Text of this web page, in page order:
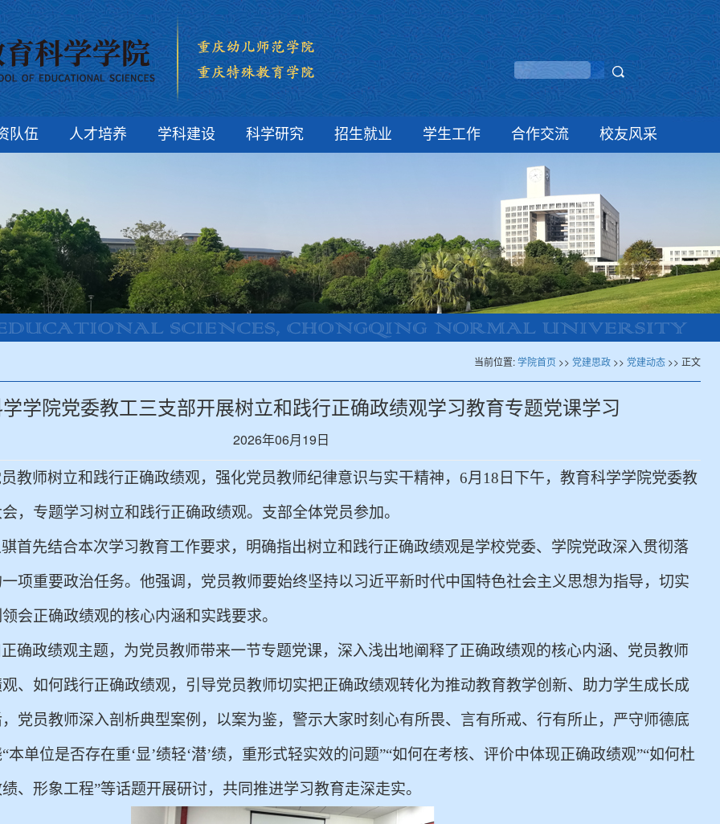
队伍 人才培养 学科建设 科学研究 招生就业 学生工作 合作交流 校友风采
当前位置:学院首页 >> 党建思政 >> 党建动态 >> 正文
学院党委教工三支部开展树立和践行正确政绩观学习教育专题党课学习
2026年06月19日
教师树立和践行正确政绩观，强化党员教师纪律意识与实干精神， 6月 18 日下午， 教育科学学院党委教
， 专题学习树立和践行正确政绩观。支部全体党员参加。
首先结合本次学习教育工作要求，明确指出树立和践行正确政绩观是学校党委、 学院党政深入贯彻落
项重要政治任务。他强调，党员教师要始终坚持以习近平新时代中国特色社会主义思想为指导，切实
会正确政绩观的核心内涵和实践要求。
确政绩观主题，为党员教师带来一节专题党课，深入浅出地阐释了 正确政绩观的核心内涵、 党员教师
、如何践行正确政绩观， 引导党员教师切实把正确政绩观转化为推动教育教学创新、助力学生成长成
党员教师深入剖析典型案例，以案为鉴，警示大家时刻心有所畏、言有所戒、行有所止，严守师德底
“本单位是否存在重‘显’绩轻‘潜’绩，重形式轻实效的问题”“如何在考核、评价中体现正确政绩观”“如何杜
、形象工程”等话题开展研讨，共同推进学习教育走深走实。